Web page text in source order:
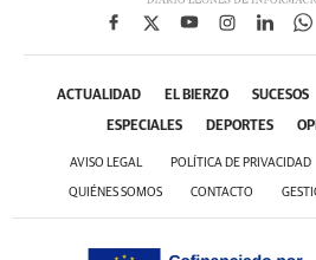
ACTUALIDAD EL BIERZO SUCESOS
ESPECIALES DEPORTES
AVISO LEGAL POLÍTICA DE PRIVACIDAD
QUIÉNES SOMOS CONTACTO